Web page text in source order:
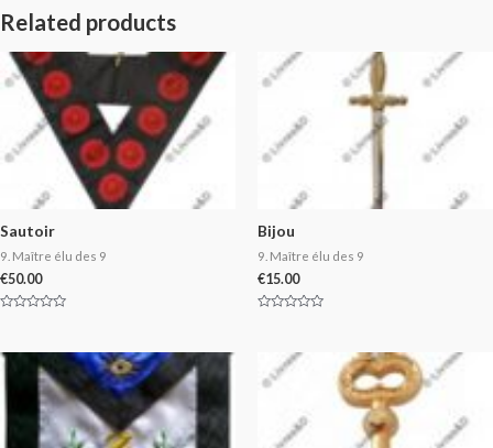
Related products
Sautoir
9. Maître élu des 9
€50.00
of
Bijou
9. Maître élu des 9
€15.00